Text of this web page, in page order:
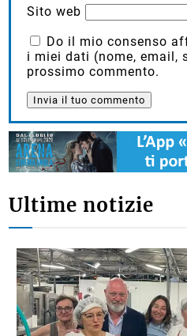
Sito web
Do il mio consenso
i miei dati (nome, email,
prossimo commento.
Ultime notizie